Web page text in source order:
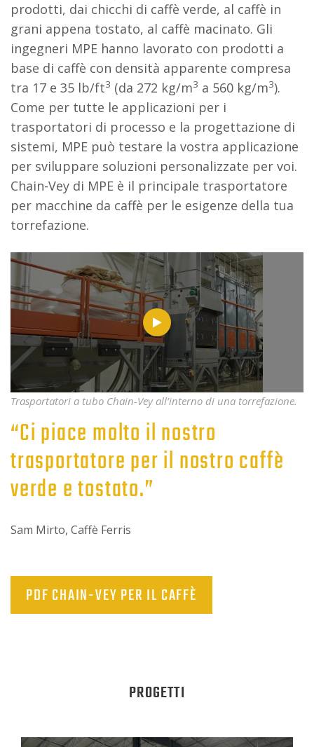
prodotti, dai chicchi di caffè verde, al caffè in
grani appena tostato, al caffè macinato. Gli
ingegneri MPE hanno lavorato con prodotti a
base di caffè con densità apparente compresa
tra 17 e 35 lb/ft3 (da 272 kg/m3 a 560 kg/m3).
Come per tutte le applicazioni per i
trasportatori di processo e la progettazione di
sistemi, MPE può testare la vostra applicazione
per sviluppare soluzioni personalizzate per voi.
Chain-Vey di MPE è il principale trasportatore
per macchine da caffè per le esigenze della tua
torrefazione.
Trasportatori a tubo Chain-Vey all’interno di una torrefazione.
“Ci piace molto il nostro
trasportatore per il nostro caffè
verde e tostato.”
Sam Mirto, Caffè Ferris
PDF CHAIN-VEY PER IL CAFFÈ
PROGETTI